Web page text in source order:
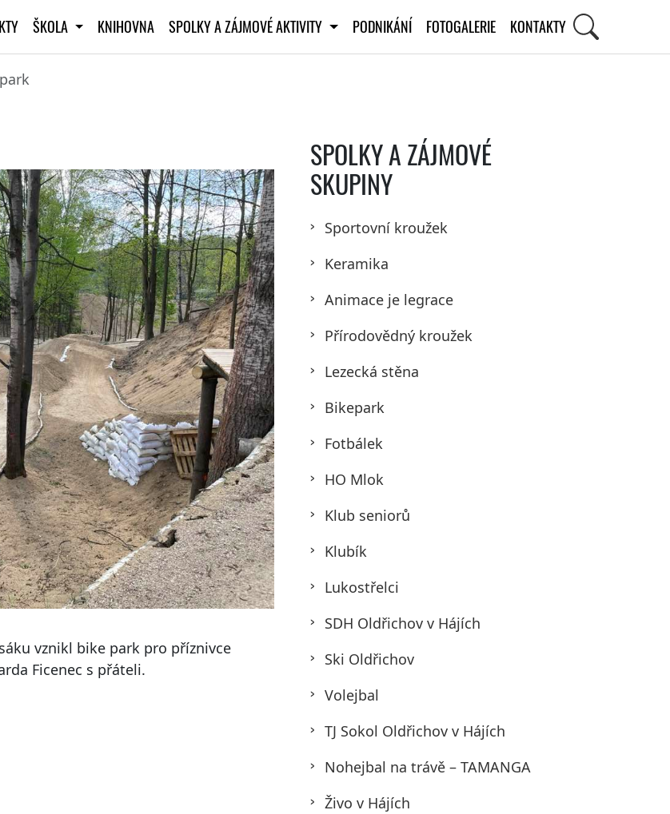
ŠKOLA KNIHOVNA SPOLKY A ZÁJMOVÉ AKTIVITY PODNIKÁNÍ FOTOGALERIE KONTAKTY
vznikl bike park pro příznivce
Ficenec s přáteli.
SPOLKY A ZÁJMOVÉ
SKUPINY
Sportovní kroužek
Keramika
Animace je legrace
Přírodovědný kroužek
Lezecká stěna
Bikepark
Fotbálek
HO Mlok
Klub seniorů
Klubík
Lukostřelci
SDH Oldřichov v Hájích
Ski Oldřichov
Volejbal
TJ Sokol Oldřichov v Hájích
Nohejbal na trávě – TAMANGA
Živo v Hájích